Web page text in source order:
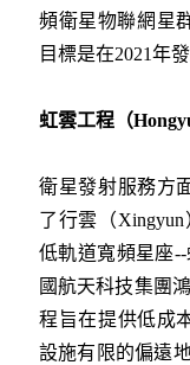
頻衛星物聯網星
目標是在2021年
虹雲工程（
衛星發射服務方
了行雲（
低軌道寬頻星座
國航天科技集團
程旨在提供低成
設施有限的偏遠